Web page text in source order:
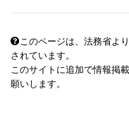
このページは、法務省よ
されています。
このサイトに追加で情報掲
願いします。